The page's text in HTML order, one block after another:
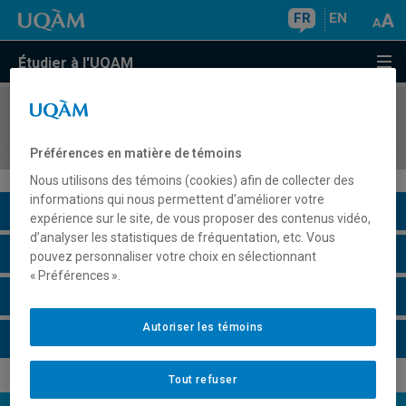
FR EN
Étudier à l'UQAM
COURS//
Description du cours
Horaire - Été 2026
Préférences en matière de témoins
Nous utilisons des témoins (cookies) afin de collecter des
informations qui nous permettent d’améliorer votre
expérience sur le site, de vous proposer des contenus vidéo,
d’analyser les statistiques de fréquentation, etc. Vous
pouvez personnaliser votre choix en sélectionnant
« Préférences ».
Tout refuser
Autoriser les témoins